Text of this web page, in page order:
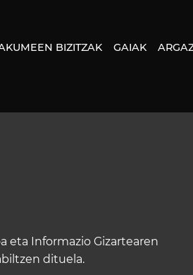
BIZITZAK GAIAK
eta Informazio Gizartearen
dituela.